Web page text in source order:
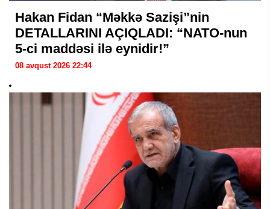
Hakan Fidan “Məkkə Sazişi”nin
DETALLARINI AÇIQLADI: “NATO-nun
5-ci maddəsi ilə eynidir!”
08 avqust 2026 22:44